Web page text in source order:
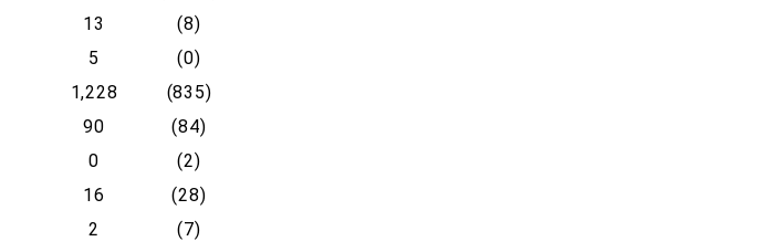
13
(8)
5
(0)
1,228
(835)
90
(84)
0
(2)
16
(28)
2
(7)